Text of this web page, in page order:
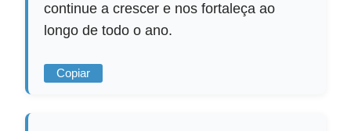
continue a crescer e nos fortaleça ao
longo de todo o ano.
Copiar